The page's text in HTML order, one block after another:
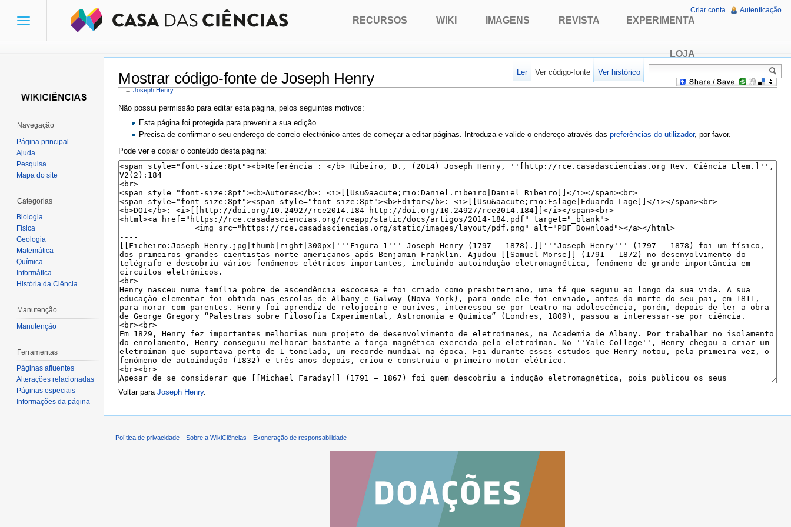
Mostrar código-fonte de Joseph Henry
←Joseph Henry
Não possui permissão para editar esta página, pelos seguintes motivos:
Esta página foi protegida para prevenir a sua edição.
Precisa de confirmar o seu endereço de correio electrónico antes de começar a editar páginas. Introduza e valide o endereço através daspreferências do utilizador, por favor.
Pode ver e copiar o conteúdo desta página:
Voltar para Joseph Henry.
Toggle
RECURSOS WIKI IMAGENS REVISTA EXPERIMENTA
LOJA
Criar conta Autenticação
Ler Ver código-fonte Ver histórico
Navegação
Página principal
Ajuda
Pesquisa
Mapa do site
Categorias
Biologia
Física
Geologia
Matemática
Química
Informática
História da Ciência
Manutenção
Manutenção
Ferramentas
Páginas afluentes
Alterações relacionadas
Páginas especiais
Informações da página
Política de privacidade Sobre a WikiCiências Exoneração de responsabilidade